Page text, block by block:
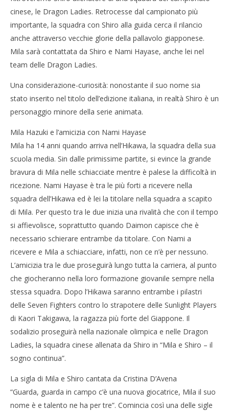
cinese, le Dragon Ladies. Retrocesse dal campionato più
importante, la squadra con Shiro alla guida cerca il rilancio
anche attraverso vecchie glorie della pallavolo giapponese.
Mila sarà contattata da Shiro e Nami Hayase, anche lei nel
team delle Dragon Ladies.
Una considerazione-curiosità: nonostante il suo nome sia
stato inserito nel titolo dell’edizione italiana, in realtà Shiro è un
personaggio minore della serie animata.
Mila Hazuki e l’amicizia con Nami Hayase
Mila ha 14 anni quando arriva nell’Hikawa, la squadra della sua
scuola media. Sin dalle primissime partite, si evince la grande
bravura di Mila nelle schiacciate mentre è palese la difficoltà in
ricezione. Nami Hayase è tra le più forti a ricevere nella
squadra dell’Hikawa ed è lei la titolare nella squadra a scapito
di Mila. Per questo tra le due inizia una rivalità che con il tempo
si affievolisce, soprattutto quando Daimon capisce che è
necessario schierare entrambe da titolare. Con Nami a
ricevere e Mila a schiacciare, infatti, non ce n’è per nessuno.
L’amicizia tra le due proseguirà lungo tutta la carriera, al punto
che giocheranno nella loro formazione giovanile sempre nella
stessa squadra. Dopo l’Hikawa saranno entrambe i pilastri
delle Seven Fighters contro lo strapotere delle Sunlight Players
di Kaori Takigawa, la ragazza più forte del Giappone. Il
sodalizio proseguirà nella nazionale olimpica e nelle Dragon
Ladies, la squadra cinese allenata da Shiro in “Mila e Shiro – il
sogno continua”.
La sigla di Mila e Shiro cantata da Cristina D’Avena
“Guarda, guarda in campo c’è una nuova giocatrice, Mila il suo
nome è e talento ne ha per tre”. Comincia così una delle sigle